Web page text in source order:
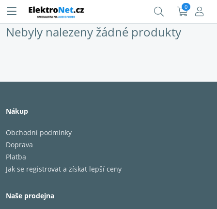
0
Nebyly nalezeny žádné produkty
Nákup
Obchodní podmínky
Doprava
Platba
Jak se registrovat a získat lepší ceny
Naše prodejna